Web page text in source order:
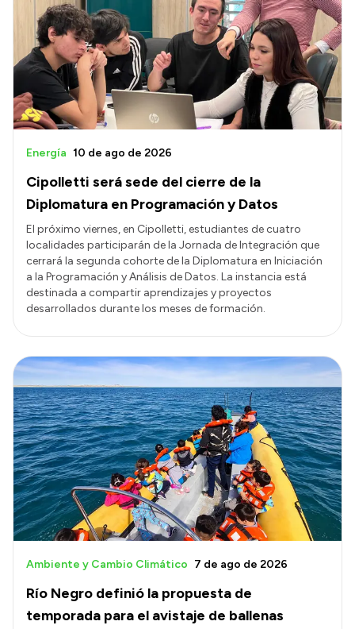
Transparencia
Presupuesto
Boletín Oficial
Compras y licitaciones
Consulta de pago a proveedores
Convocatorias
Intranet
Login
Cipolletti será sede del cierre de la
Diplomatura en Programación y Datos
Energía 10 de ago de 2026
El próximo viernes, en Cipolletti, estudiantes de cuatro
localidades participarán de la Jornada de Integración que
cerrará la segunda cohorte de la Diplomatura en Iniciación
a la Programación y Análisis de Datos. La instancia está
destinada a compartir aprendizajes y proyectos
desarrollados durante los meses de formación.
Río Negro definió la propuesta de
temporada para el avistaje de ballenas
Ambiente y Cambio Climático 7 de ago de 2026